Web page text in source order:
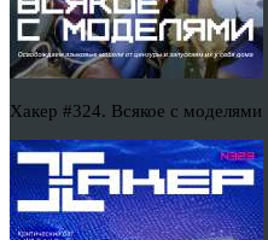
Хакер #324. Всякое с моделями